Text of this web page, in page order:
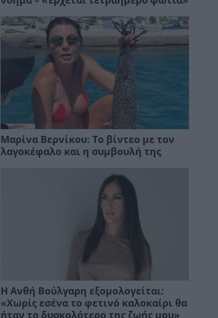
Μαρίνα Βερνίκου: Το βίντεο με τον
λαγοκέφαλο και η συμβουλή της
Η Ανθή Βούλγαρη εξομολογείται:
«Χωρίς εσένα το φετινό καλοκαίρι θα
ήταν το δυσκολότερο της ζωής μου»